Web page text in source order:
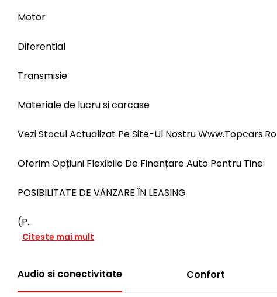
Motor
Diferential
Transmisie
Materiale de lucru si carcase
Vezi Stocul Actualizat Pe Site-Ul Nostru Www.Topcars.Ro
Oferim Opțiuni Flexibile De Finanțare Auto Pentru Tine:
POSIBILITATE DE VÂNZARE ÎN LEASING
(P...
Citeste mai mult
Audio si conectivitate Confort